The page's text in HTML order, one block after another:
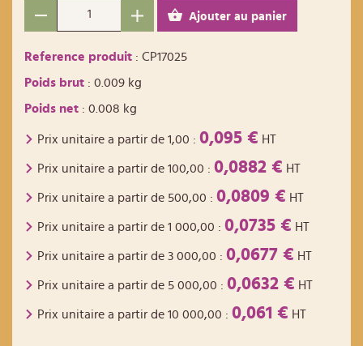
Ajouter au panier
Reference produit : CP17025
Poids brut : 0.009 kg
Poids net : 0.008 kg
Prix unitaire a partir de 1,00 : 0,095 € HT
Prix unitaire a partir de 100,00 : 0,0882 € HT
Prix unitaire a partir de 500,00 : 0,0809 € HT
Prix unitaire a partir de 1 000,00 : 0,0735 € HT
Prix unitaire a partir de 3 000,00 : 0,0677 € HT
Prix unitaire a partir de 5 000,00 : 0,0632 € HT
Prix unitaire a partir de 10 000,00 : 0,061 € HT